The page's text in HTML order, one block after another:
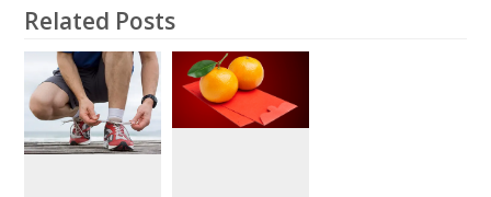
Related Posts